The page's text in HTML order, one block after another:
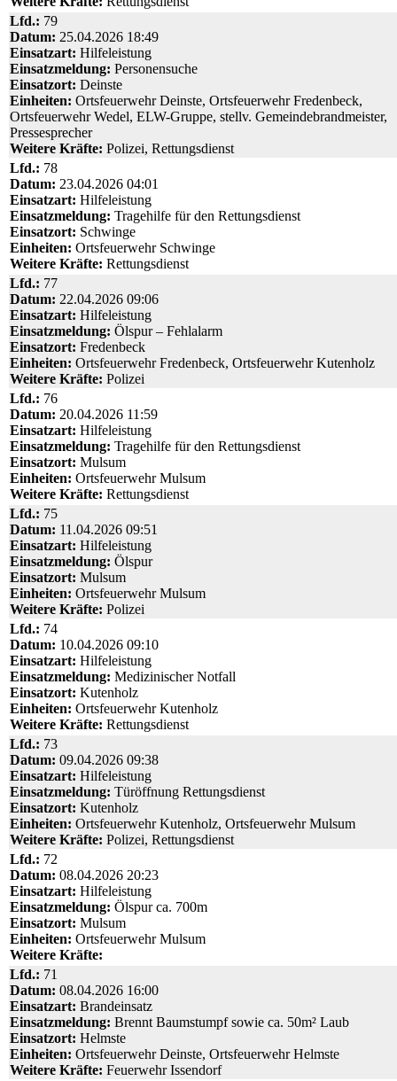
Lfd.: 79
Datum: 25.04.2026 18:49
Einsatzart: Hilfeleistung
Einsatzmeldung: Personensuche
Einsatzort: Deinste
Einheiten: Ortsfeuerwehr Deinste, Ortsfeuerwehr Fredenbeck,
Ortsfeuerwehr Wedel, ELW-Gruppe, stellv. Gemeindebrandmeister,
Pressesprecher
Weitere Kräfte: Polizei, Rettungsdienst
Lfd.: 78
Datum: 23.04.2026 04:01
Einsatzart: Hilfeleistung
Einsatzmeldung: Tragehilfe für den Rettungsdienst
Einsatzort: Schwinge
Einheiten: Ortsfeuerwehr Schwinge
Weitere Kräfte: Rettungsdienst
Lfd.: 77
Datum: 22.04.2026 09:06
Einsatzart: Hilfeleistung
Einsatzmeldung: Ölspur – Fehlalarm
Einsatzort: Fredenbeck
Einheiten: Ortsfeuerwehr Fredenbeck, Ortsfeuerwehr Kutenholz
Weitere Kräfte: Polizei
Lfd.: 76
Datum: 20.04.2026 11:59
Einsatzart: Hilfeleistung
Einsatzmeldung: Tragehilfe für den Rettungsdienst
Einsatzort: Mulsum
Einheiten: Ortsfeuerwehr Mulsum
Weitere Kräfte: Rettungsdienst
Lfd.: 75
Datum: 11.04.2026 09:51
Einsatzart: Hilfeleistung
Einsatzmeldung: Ölspur
Einsatzort: Mulsum
Einheiten: Ortsfeuerwehr Mulsum
Weitere Kräfte: Polizei
Lfd.: 74
Datum: 10.04.2026 09:10
Einsatzart: Hilfeleistung
Einsatzmeldung: Medizinischer Notfall
Einsatzort: Kutenholz
Einheiten: Ortsfeuerwehr Kutenholz
Weitere Kräfte: Rettungsdienst
Lfd.: 73
Datum: 09.04.2026 09:38
Einsatzart: Hilfeleistung
Einsatzmeldung: Türöffnung Rettungsdienst
Einsatzort: Kutenholz
Einheiten: Ortsfeuerwehr Kutenholz, Ortsfeuerwehr Mulsum
Weitere Kräfte: Polizei, Rettungsdienst
Lfd.: 72
Datum: 08.04.2026 20:23
Einsatzart: Hilfeleistung
Einsatzmeldung: Ölspur ca. 700m
Einsatzort: Mulsum
Einheiten: Ortsfeuerwehr Mulsum
Weitere Kräfte:
Lfd.: 71
Datum: 08.04.2026 16:00
Einsatzart: Brandeinsatz
Einsatzmeldung: Brennt Baumstumpf sowie ca. 50m² Laub
Einsatzort: Helmste
Einheiten: Ortsfeuerwehr Deinste, Ortsfeuerwehr Helmste
Weitere Kräfte: Feuerwehr Issendorf